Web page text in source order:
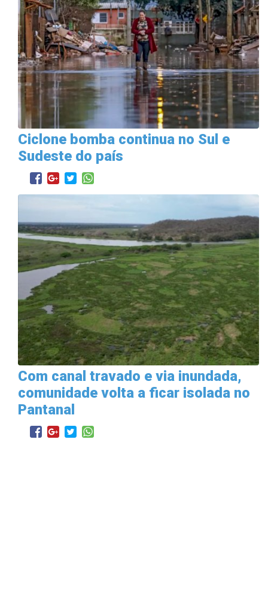
Ciclone bomba continua no Sul e
Sudeste do país
Com canal travado e via inundada,
comunidade volta a ficar isolada no
Pantanal